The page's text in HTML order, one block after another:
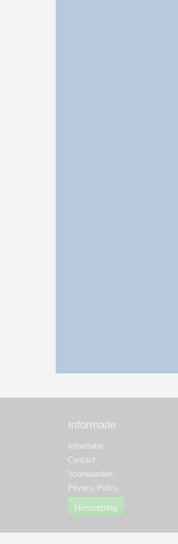
Informatie
Informatie
Contact
Voorwaarden
Privacy Policy
Herroeping